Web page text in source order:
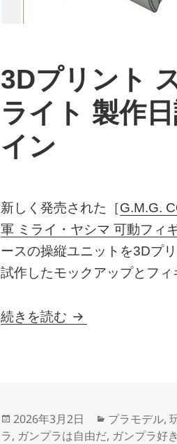
3Dプリント
ライト 製作
イン
新しく発売された［G.M.G.
軍 ミライ・ヤシマ 可動フィ
ースの操縦ユニットを3Dプ
試作したモックアップとフィ
続きを読む 3Dプリント スペ
投
稿
2026年3月2日
カ
テ
プラモデル,
ラ, ガンプラは自由だ, ガンプラ好